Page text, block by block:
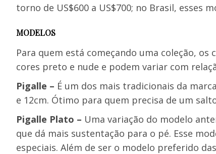
torno de US$600 a US$700; no Brasil, esses
MODELOS
Para quem está começando uma coleção, os
cores preto e nude e podem variar com
Pigalle – É um dos mais tradicionais da
e 12cm. Ótimo para quem precisa de um
Pigalle Plato – Uma variação do modelo
que dá mais sustentação para o pé. Esse
especiais. Além de ser o modelo preferido